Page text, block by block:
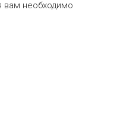
вам необходимо